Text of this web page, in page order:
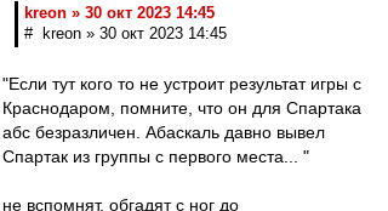
kreon » 30 окт 2023 14:45
# kreon » 30 окт 2023 14:45
"Если тут кого то не устроит результат игры с
Краснодаром, помните, что он для Спартака
абс безразличен. Абаскаль давно вывел
Спартак из группы с первого места... "
не вспомнят, обгадят с ног до